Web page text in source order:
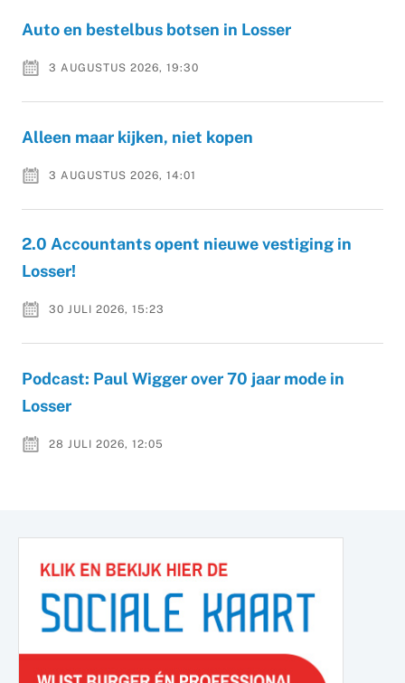
Auto en bestelbus botsen in Losser
3 AUGUSTUS 2026, 19:30
Alleen maar kijken, niet kopen
3 AUGUSTUS 2026, 14:01
2.0 Accountants opent nieuwe vestiging in
Losser!
30 JULI 2026, 15:23
Podcast: Paul Wigger over 70 jaar mode in
Losser
28 JULI 2026, 12:05